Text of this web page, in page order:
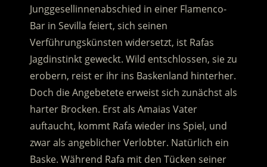
Junggesellinnenabschied in einer Flamenco-
Bar in Sevilla feiert, sich seinen
Verführungskünsten widersetzt, ist Rafas
Jagdinstinkt geweckt. Wild entschlossen, sie zu
erobern, reist er ihr ins Baskenland hinterher.
Doch die Angebetete erweist sich zunächst als
harter Brocken. Erst als Amaias Vater
auftaucht, kommt Rafa wieder ins Spiel, und
zwar als angeblicher Verlobter. Natürlich ein
Baske. Während Rafa mit den Tücken seiner